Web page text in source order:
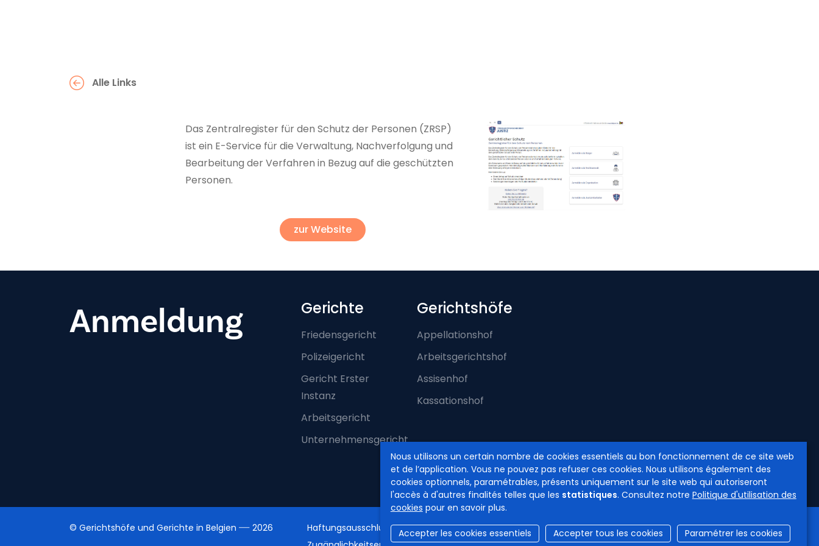
Nous utilisons un certain nombre de cookies essentiels au bon fonctionnement de ce site web
et de l’application. Vous ne pouvez pas refuser ces cookies. Nous utilisons également des
cookies optionnels, paramétrables, présents uniquement sur le site web qui autoriseront
l'accès à d'autres finalités telles que les statistiques. Consultez notre Politique d'utilisation des
cookies pour en savoir plus.
Accepter les cookies essentiels Accepter tous les cookies Paramétrer les cookies
Alle Links
Das Zentralregister für den Schutz der Personen (ZRSP)
ist ein E-Service für die Verwaltung, Nachverfolgung und
Bearbeitung der Verfahren in Bezug auf die geschützten
Personen.
zur Website
Anmeldung Footer-menu
Gerichte
Friedensgericht
Polizeigericht
Gericht Erster
Instanz
Arbeitsgericht
Unternehmensgericht
Gerichtshöfe
Appellationshof
Arbeitsgerichtshof
Assisenhof
Kassationshof
© Gerichtshöfe und Gerichte in Belgien 2026 Haftungsausschluss Privatsphäre
Cookie Politik